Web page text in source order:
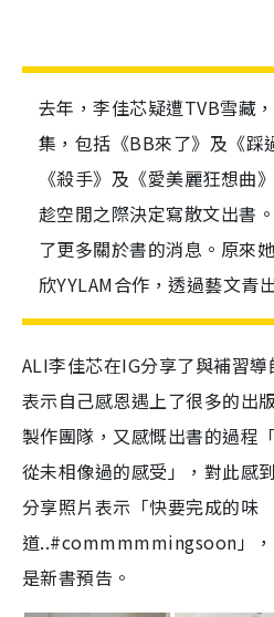
去年，李佳芯疑遭TVB雪藏
集，包括《BB來了》及《踩
《殺手》及《愛美麗狂想曲
趁空閒之際決定寫散文出書
了更多關於書的消息。原來
欣YYLAM合作，透過藝文青
ALI李佳芯在IG分享了與補習導
表示自己感恩遇上了很多的出
製作團隊，又感慨出書的過程
從未相像過的感受」，對此感
分享照片表示「快要完成的味
道..#commmmmingsoon」
是新書預告。